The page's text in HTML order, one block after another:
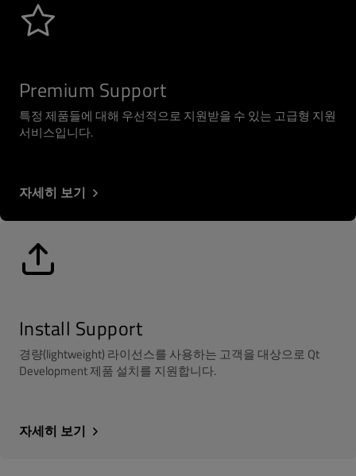
Premium Support
특정 제품들에 대해 우선적으로 지원받을 수 있는 고급형 지원
서비스입니다.
자세히 보기
Install Support
경량(lightweight) 라이선스를 사용하는 고객을 대상으로 Qt
Development 제품 설치를 지원합니다.
자세히 보기